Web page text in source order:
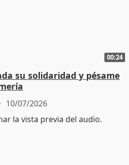
00:24
su solidaridad y pésame
10/07/2026